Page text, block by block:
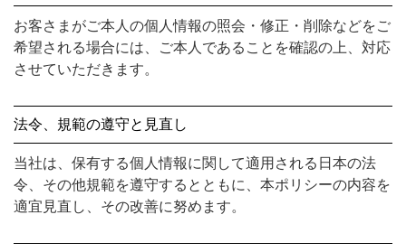
お客さまがご本人の個人情報の照会・修正・削除などをご
希望される場合には、ご本人であることを確認の上、対応
させていただきます。
法令、規範の遵守と見直し
当社は、保有する個人情報に関して適用される日本の法
令、その他規範を遵守するとともに、本ポリシーの内容を
適宜見直し、その改善に努めます。